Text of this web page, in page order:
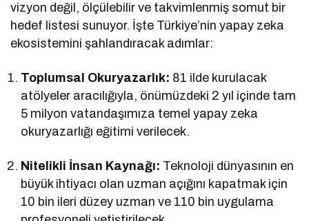
vizyon değil, ölçülebilir ve takvimlenmiş somut bir
hedef listesi sunuyor. İşte Türkiye’nin yapay zeka
ekosistemini şahlandıracak adımlar:
Toplumsal Okuryazarlık: 81 ilde kurulacak
atölyeler aracılığıyla, önümüzdeki 2 yıl içinde tam
5 milyon vatandaşımıza temel yapay zeka
okuryazarlığı eğitimi verilecek.
Nitelikli İnsan Kaynağı: Teknoloji dünyasının en
büyük ihtiyacı olan uzman açığını kapatmak için
10 bin ileri düzey uzman ve 110 bin uygulama